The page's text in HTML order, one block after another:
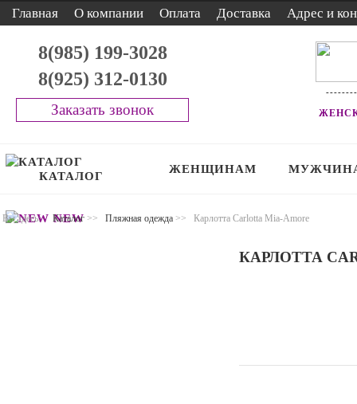
Главная О компании Оплата Доставка Адрес и
8(985) 199-3028
8(925) 312-0130
Заказать звонок
КАТАЛОГ
ЖЕНЩИНАМ
NEW
Вы здесь: Каталог >> Пляжная одежда >> Карлотта Carlotta Mia-Amore
КАРЛОТТА